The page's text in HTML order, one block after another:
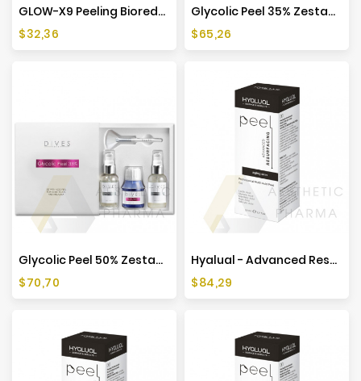
GLOW-X9 Peeling Bioredermalizujący - 3ml
Cena
$32,36
Glycolic Peel 35% Zestaw Peelingujący Glikolowy - 50ml
Cena
$65,26
Glycolic Peel 50% Zestaw Peelingujący Glikolowy - 50ml
Cena
$70,70
Hyalual - Advanced Resurfacing Peel 50ml
Cena
$84,29